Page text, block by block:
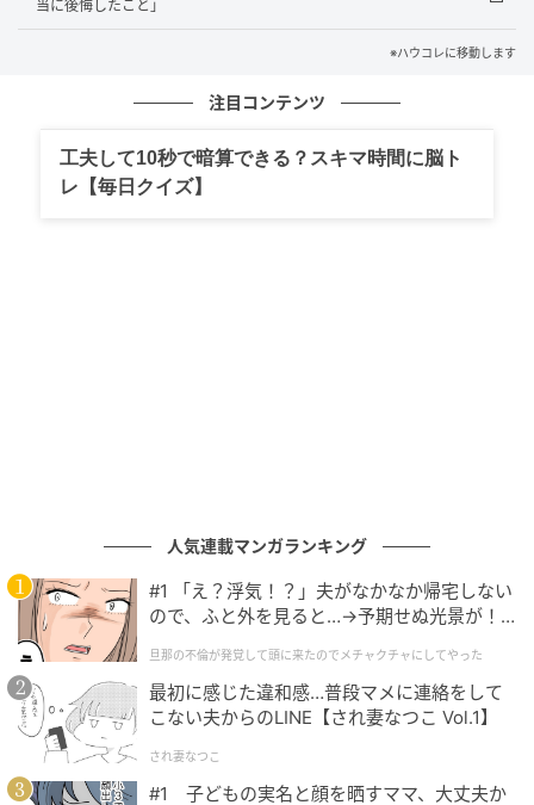
「後悔したことは、一度もないよ。でも、自信がなく
なった夜なら、何度もあった」と伝えました。娘は涙
を流しながら「ごめん、お母さん」と謝ってくれまし
た。私は首を振って「謝らないで。聞いてくれてありが
とう」と返しました。20数年、誰にも言えなかった本
（ハウコレ編集部）
元記事で読む
次の記事
「次のデートどこ行きたい？」に「どこでも
いい」と返した彼→「じゃあ図書館ね」と送
ったら秒で返信が来た
当に後悔したこと」
※ハウコレに移動します
注目コンテンツ
工夫して10秒で暗算できる？スキマ時間に脳ト
レ【毎日クイズ】
人気連載マンガランキング
#1 「え？浮気！？」夫がなかなか帰宅しない
ので、ふと外を見ると…→予期せぬ光景が！
クチャにしてやった
旦那の不倫が発覚して頭に来たのでメチャクチャにしてやった
最初に感じた違和感…普段マメに連絡をして
こない夫からのLINE【され妻なつこ Vol.1】
され妻なつこ
#1 子どもの実名と顔を晒すママ、大丈夫か